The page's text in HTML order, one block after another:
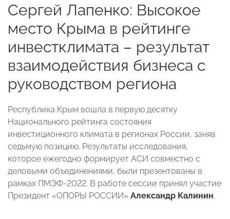
Сергей Лапенко: Высокое
место Крыма в рейтинге
инвестклимата – результат
взаимодействия бизнеса с
руководством региона
Республика Крым вошла в первую десятку
Национального рейтинга состояния
инвестиционного климата в регионах России, заняв
седьмую позицию. Результаты исследования,
которое ежегодно формирует АСИ совместно с
деловыми объединениями, были презентованы в
рамках ПМЭФ-2022. В работе сессии принял участие
Президент «ОПОРЫ РОССИИ» Александр Калинин.